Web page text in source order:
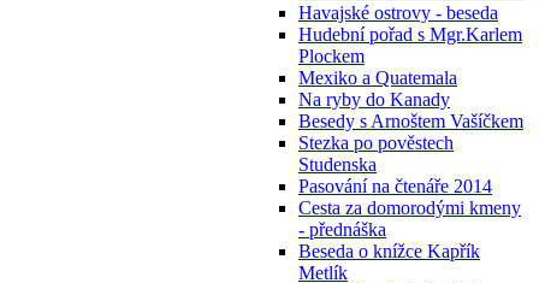
Havajské ostrovy - beseda
Hudební pořad s Mgr.Karlem
Plockem
Mexiko a Quatemala
Na ryby do Kanady
Besedy s Arnoštem Vašíčkem
Stezka po pověstech
Studenska
Pasování na čtenáře 2014
Cesta za domorodými kmeny
- přednáška
Beseda o knížce Kapřík
Metlík